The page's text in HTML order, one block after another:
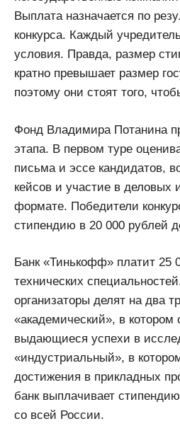
Выплата назначается по
конкурса. Каждый
условия. Правда, размер
кратно превышает размер
поэтому они стоят того,
Фонд Владимира Потанина
этапа. В первом туре
письма и эссе кандидатов,
кейсов и участие в деловых
формате. Победители
стипендию в 20 000 рублей
Банк «Тинькофф» платит 25
технических
организаторы делят на два
«академический», в котором
выдающиеся успехи в
«индустриальный», в
достижения в прикладных
банк выплачивает
со всей России.